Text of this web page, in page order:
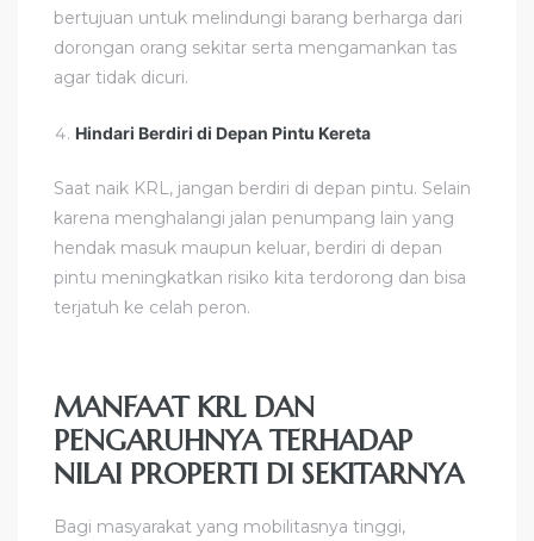
bertujuan untuk melindungi barang berharga dari
dorongan orang sekitar serta mengamankan tas
agar tidak dicuri.
Hindari Berdiri di Depan Pintu Kereta
Saat naik KRL, jangan berdiri di depan pintu. Selain
karena menghalangi jalan penumpang lain yang
hendak masuk maupun keluar, berdiri di depan
pintu meningkatkan risiko kita terdorong dan bisa
terjatuh ke celah peron.
MANFAAT KRL DAN
PENGARUHNYA TERHADAP
NILAI PROPERTI DI SEKITARNYA
Bagi masyarakat yang mobilitasnya tinggi,